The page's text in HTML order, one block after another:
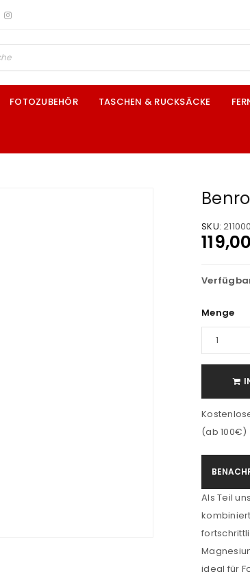
FOTOZUBEHÖR TASCHEN & RUCKSÄCKE
SKU:
119,00
Menge
(ab 100€)
Als Teil
ideal für